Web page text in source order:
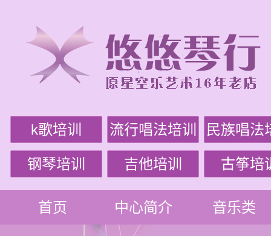
k歌培训 流行唱法培训 民族唱法
钢琴培训 吉他培训 古筝培
首页 中心简介 音乐类